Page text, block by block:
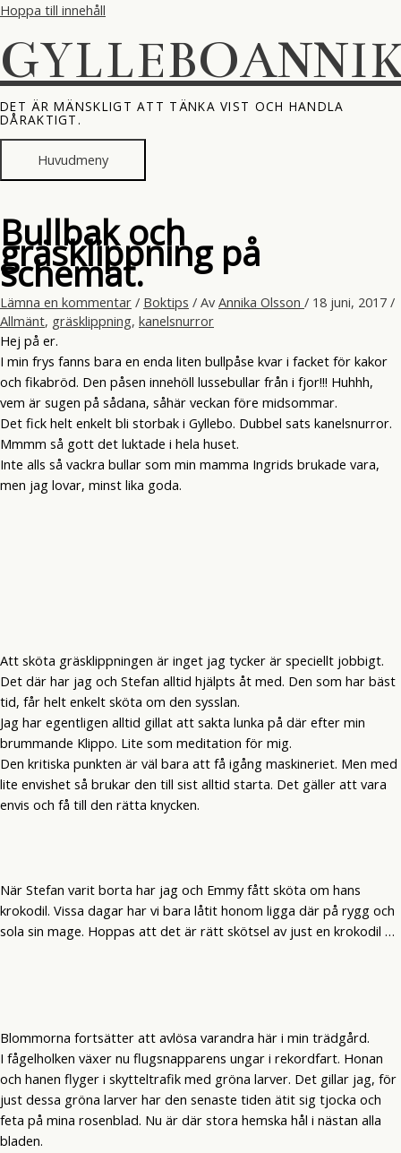
Hoppa till innehåll
DET ÄR MÄNSKLIGT ATT TÄNKA VIST OCH HANDLA
DÅRAKTIGT.
Huvudmeny
Bullbak och
gräsklippning på
schemat.
Lämna en kommentar / Boktips / Av Annika Olsson / 18 juni, 2017 /
Allmänt, gräsklippning, kanelsnurror
Hej på er.
I min frys fanns bara en enda liten bullpåse kvar i facket för kakor
och fikabröd. Den påsen innehöll lussebullar från i fjor!!! Huhhh,
vem är sugen på sådana, såhär veckan före midsommar.
Det fick helt enkelt bli storbak i Gyllebo. Dubbel sats kanelsnurror.
Mmmm så gott det luktade i hela huset.
Inte alls så vackra bullar som min mamma Ingrids brukade vara,
men jag lovar, minst lika goda.
Att sköta gräsklippningen är inget jag tycker är speciellt jobbigt.
Det där har jag och Stefan alltid hjälpts åt med. Den som har bäst
tid, får helt enkelt sköta om den sysslan.
Jag har egentligen alltid gillat att sakta lunka på där efter min
brummande Klippo. Lite som meditation för mig.
Den kritiska punkten är väl bara att få igång maskineriet. Men med
lite envishet så brukar den till sist alltid starta. Det gäller att vara
envis och få till den rätta knycken.
När Stefan varit borta har jag och Emmy fått sköta om hans
krokodil. Vissa dagar har vi bara låtit honom ligga där på rygg och
sola sin mage. Hoppas att det är rätt skötsel av just en krokodil …
Blommorna fortsätter att avlösa varandra här i min trädgård.
I fågelholken växer nu flugsnapparens ungar i rekordfart. Honan
och hanen flyger i skytteltrafik med gröna larver. Det gillar jag, för
just dessa gröna larver har den senaste tiden ätit sig tjocka och
feta på mina rosenblad. Nu är där stora hemska hål i nästan alla
bladen.